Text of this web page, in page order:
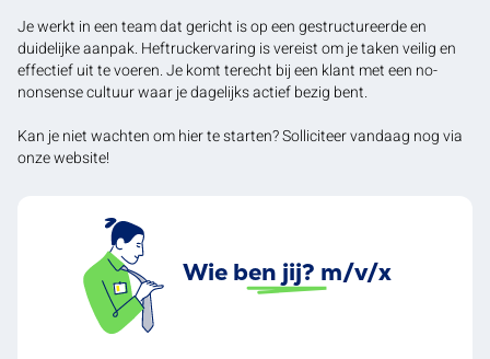
Je werkt in een team dat gericht is op een gestructureerde en
duidelijke aanpak. Heftruckervaring is vereist om je taken veilig en
effectief uit te voeren. Je komt terecht bij een klant met een no-
nonsense cultuur waar je dagelijks actief bezig bent.
Kan je niet wachten om hier te starten? Solliciteer vandaag nog via
onze website!
Wie ben jij? m/v/x